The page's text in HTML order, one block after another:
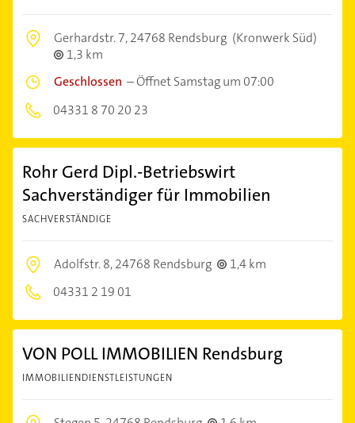
Gerhardstr. 7,24768 Rendsburg (Kronwerk Süd)
1,3 km
Geschlossen –Öffnet Samstag um 07:00
04331 8 70 20 23
Rohr Gerd Dipl.-Betriebswirt
Sachverständiger für Immobilien
SACHVERSTÄNDIGE
Adolfstr. 8,24768 Rendsburg
1,4 km
04331 2 19 01
VON POLL IMMOBILIEN Rendsburg
IMMOBILIENDIENSTLEISTUNGEN